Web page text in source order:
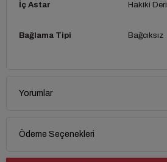
İç Astar Hakiki Deri
Bağlama Tipi Bağcıksız
Yorumlar
Ödeme Seçenekleri